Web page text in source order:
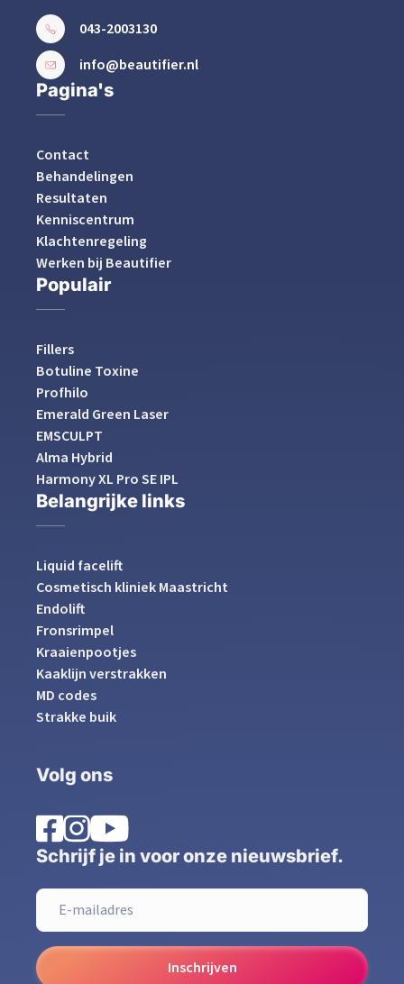
043-2003130
info@beautifier.nl
Pagina's
Contact
Behandelingen
Resultaten
Kenniscentrum
Klachtenregeling
Werken bij Beautifier
Populair
Fillers
Botuline Toxine
Profhilo
Emerald Green Laser
EMSCULPT
Alma Hybrid
Harmony XL Pro SE IPL
Belangrijke links
Liquid facelift
Cosmetisch kliniek Maastricht
Endolift
Fronsrimpel
Kraaienpootjes
Kaaklijn verstrakken
MD codes
Strakke buik
Volg ons
Schrijf je in voor onze nieuwsbrief.
Inschrijven